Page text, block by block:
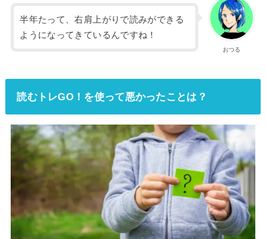
おつる
半年たって、右肩上がりで読みができる
ようになってきているんですね！
読むトレGO！を使って悪かったことは？